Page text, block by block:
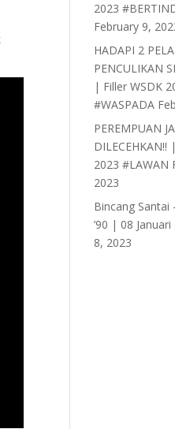
2023
February 9,
HADAPI 2
PENCULIKAN
| Filler WSDK
#WASPADA
PEREMPUAN
DILECEHKAN!!
2023 #LAWAN
2023
Bincang Santai
’90 | 08 Januari
8, 2023